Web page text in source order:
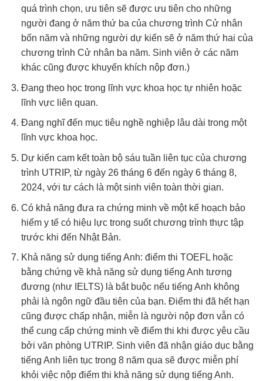
quá trình chọn, ưu tiên sẽ được ưu tiên cho những
người đang ở năm thứ ba của chương trình Cử nhân
bốn năm và những người dự kiến sẽ ở năm thứ hai của
chương trình Cử nhân ba năm. Sinh viên ở các năm
khác cũng được khuyến khích nộp đơn.)
Đang theo học trong lĩnh vực khoa học tự nhiên hoặc
lĩnh vực liên quan.
Đang nghĩ đến mục tiêu nghề nghiệp lâu dài trong một
lĩnh vực khoa học.
Dự kiến cam kết toàn bộ sáu tuần liên tục của chương
trình UTRIP, từ ngày 26 tháng 6 đến ngày 6 tháng 8,
2024, với tư cách là một sinh viên toàn thời gian.
Có khả năng đưa ra chứng minh về một kế hoạch bảo
hiểm y tế có hiệu lực trong suốt chương trình thực tập
trước khi đến Nhật Bản.
Khả năng sử dụng tiếng Anh: điểm thi TOEFL hoặc
bằng chứng về khả năng sử dụng tiếng Anh tương
đương (như IELTS) là bắt buộc nếu tiếng Anh không
phải là ngôn ngữ đầu tiên của bạn. Điểm thi đã hết hạn
cũng được chấp nhận, miễn là người nộp đơn vẫn có
thể cung cấp chứng minh về điểm thi khi được yêu cầu
bởi văn phòng UTRIP. Sinh viên đã nhận giáo dục bằng
tiếng Anh liên tục trong 8 năm qua sẽ được miễn phí
khỏi việc nộp điểm thi khả năng sử dụng tiếng Anh.